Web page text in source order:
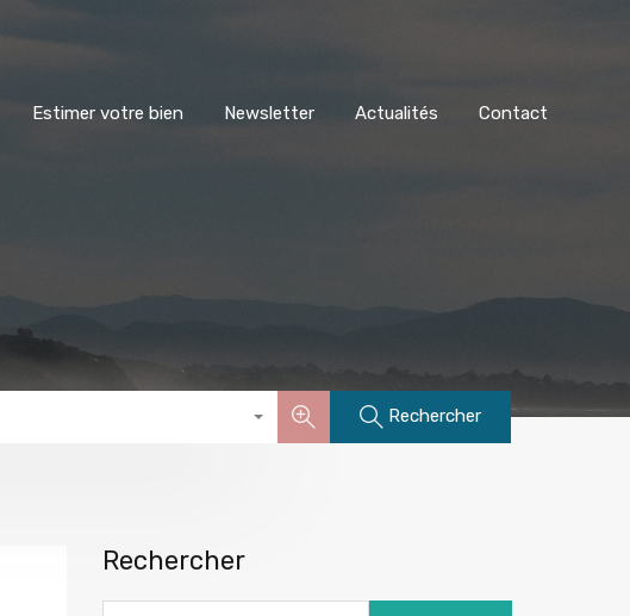
Estimer votre bien Newsletter Actualités Contact
Rechercher
Rechercher